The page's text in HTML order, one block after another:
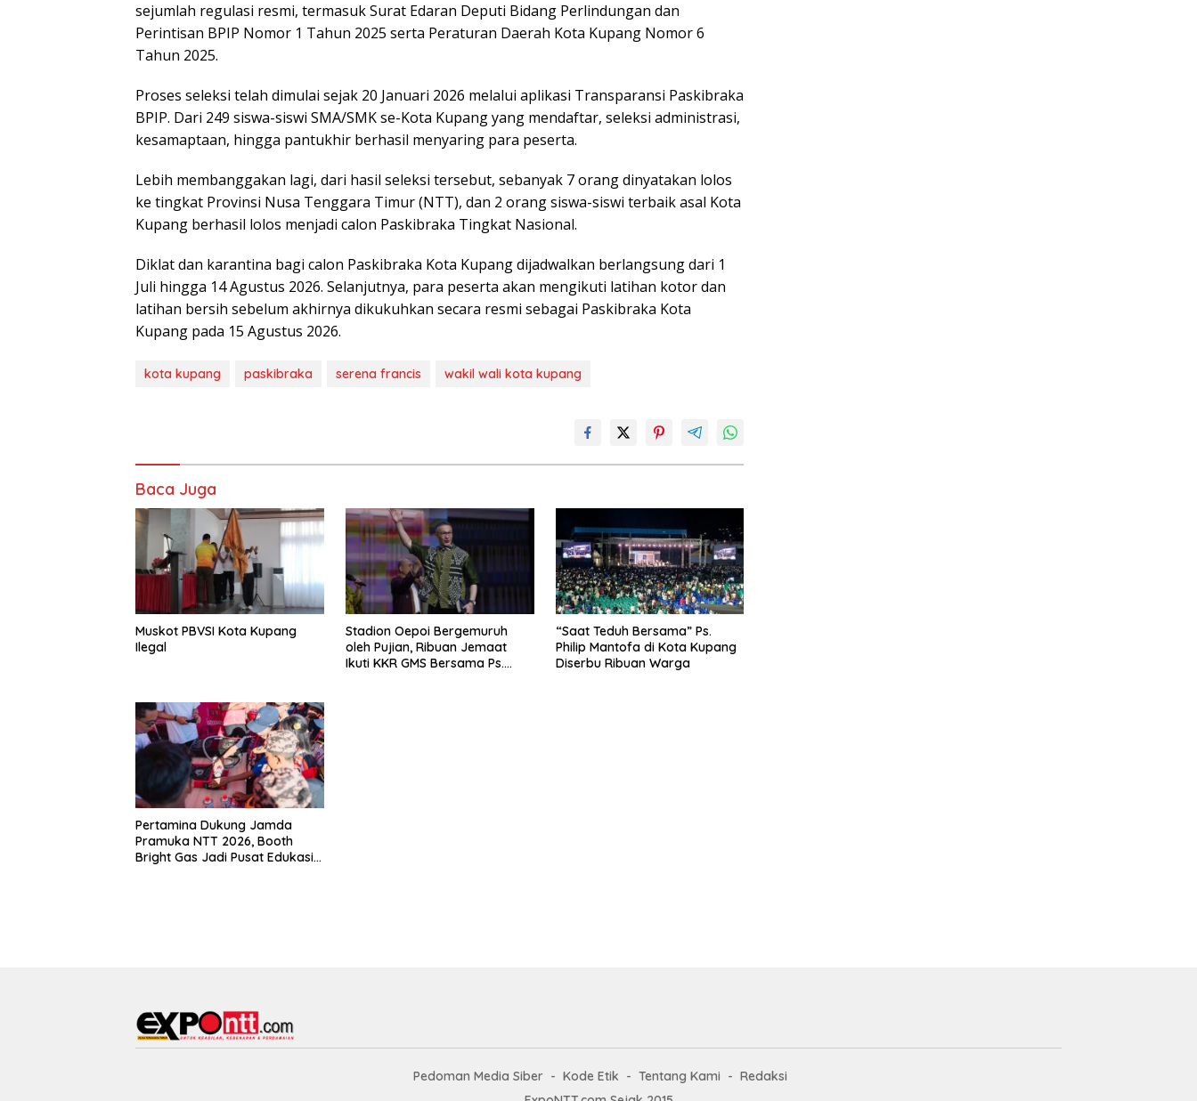
sejumlah regulasi resmi, termasuk Surat Edaran Deputi Bidang Perlindungan dan
Perintisan BPIP Nomor 1 Tahun 2025 serta Peraturan Daerah Kota Kupang Nomor 6
Tahun 2025.
Proses seleksi telah dimulai sejak 20 Januari 2026 melalui aplikasi Transparansi Paskibraka
BPIP. Dari 249 siswa-siswi SMA/SMK se-Kota Kupang yang mendaftar, seleksi administrasi,
kesamaptaan, hingga pantukhir berhasil menyaring para peserta.
Lebih membanggakan lagi, dari hasil seleksi tersebut, sebanyak 7 orang dinyatakan lolos
ke tingkat Provinsi Nusa Tenggara Timur (NTT), dan 2 orang siswa-siswi terbaik asal Kota
Kupang berhasil lolos menjadi calon Paskibraka Tingkat Nasional.
Diklat dan karantina bagi calon Paskibraka Kota Kupang dijadwalkan berlangsung dari 1
Juli hingga 14 Agustus 2026. Selanjutnya, para peserta akan mengikuti latihan kotor dan
latihan bersih sebelum akhirnya dikukuhkan secara resmi sebagai Paskibraka Kota
Kupang pada 15 Agustus 2026.
kota kupang paskibraka serena francis wakil wali kota kupang
Baca Juga
Muskot PBVSI Kota Kupang
Ilegal
Stadion Oepoi Bergemuruh
oleh Pujian, Ribuan Jemaat
Ikuti KKR GMS Bersama Ps.
“Saat Teduh Bersama” Ps.
Philip Mantofa di Kota Kupang
Diserbu Ribuan Warga
Pertamina Dukung Jamda
Pramuka NTT 2026, Booth
Bright Gas Jadi Pusat Edukasi
Pedoman Media Siber Kode Etik Tentang Kami
Redaksi